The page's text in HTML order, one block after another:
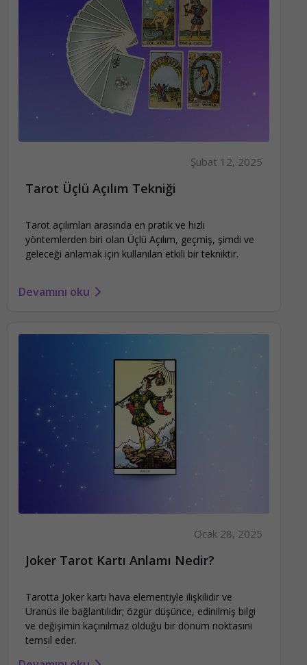
Şubat 12, 2025
Tarot Üçlü Açılım Tekniği
Tarot açılımları arasında en pratik ve hızlı
yöntemlerden biri olan Üçlü Açılım, geçmiş, şimdi ve
geleceği anlamak için kullanılan etkili bir tekniktir.
Devamını oku
Ocak 28, 2025
Joker Tarot Kartı Anlamı Nedir?
Tarotta Joker kartı hava elementiyle ilişkilidir ve
Uranüs ile bağlantılıdır; özgür düşünce, edinilmiş bilgi
ve değişimin kaçınılmaz olduğu bir dönüm noktasını
temsil eder.